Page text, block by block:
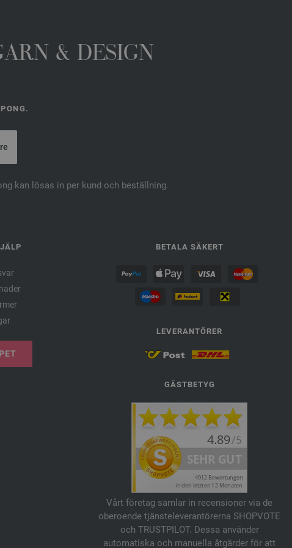
& DESIGN
kan lösas in per kund och beställning.
BETALA SÄKERT
LEVERANTÖRER
GÄSTBETYG
Vårt företag samlar in recensioner via de
oberoende tjänsteleverantörerna SHOPVOTE
och TRUSTPILOT. Dessa använder
automatiska och manuella åtgärder för att